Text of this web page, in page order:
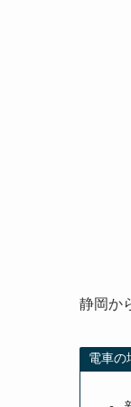
静岡か
電車の